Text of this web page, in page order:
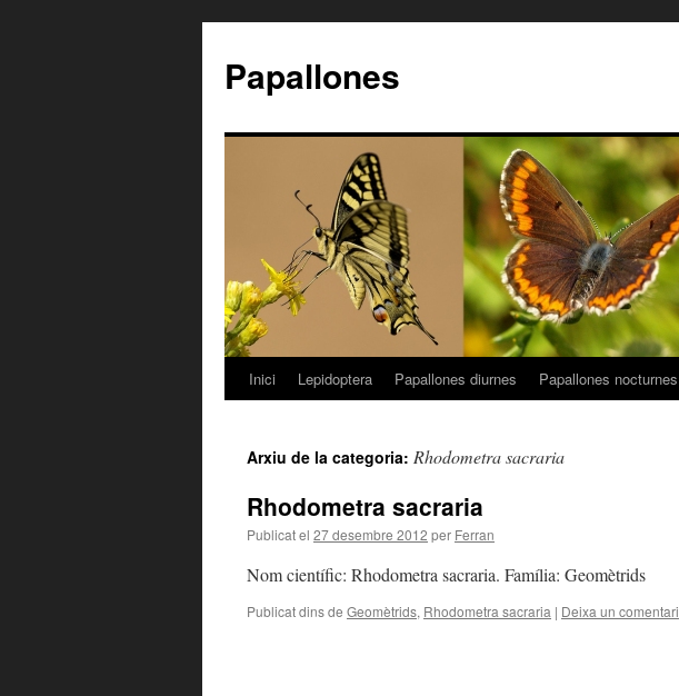
Papallones
Vés
contingut
Inici Lepidoptera Papallones diurnes Papallones nocturnes
Arxiu de la categoria: Rhodometra sacraria
Rhodometra sacraria
Publicat el 27 desembre 2012 per Ferran
Nom científic: Rhodometra sacraria. Família: Geomètrids
Publicat dins de Geomètrids, Rhodometra sacraria | Deixa un comentari